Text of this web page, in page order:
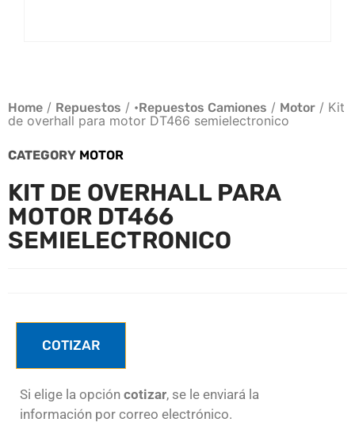
Home / Repuestos / •Repuestos Camiones / Motor / Kit
de overhall para motor DT466 semielectronico
CATEGORY MOTOR
KIT DE OVERHALL PARA
MOTOR DT466
SEMIELECTRONICO
COTIZAR
Si elige la opción cotizar, se le enviará la
información por correo electrónico.